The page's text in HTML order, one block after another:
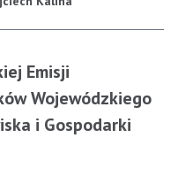
Emisji
Wojewódzkiego
i Gospodarki